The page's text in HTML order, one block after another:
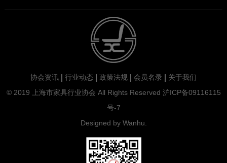
协会资讯 行业动态 政策法规 会员名录
关于我们
© 2019 上海市家具行业协会 All Rights Reserved 沪ICP备09116115
号-7
Designed by Wanhu.